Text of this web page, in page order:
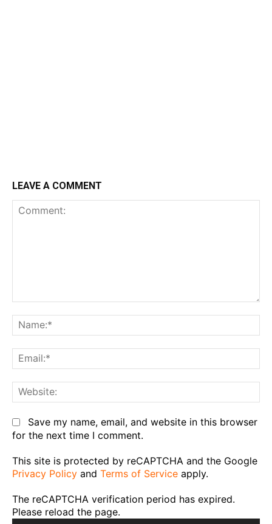
LEAVE A COMMENT
Save my name, email, and website in this browser
for the next time I comment.
This site is protected by reCAPTCHA and the Google
Privacy Policy and Terms of Service apply.
The reCAPTCHA verification period has expired.
Please reload the page.